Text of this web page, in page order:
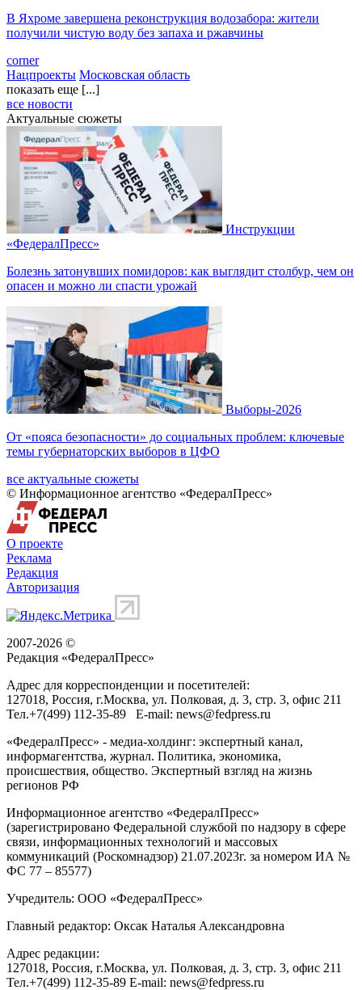
В Яхроме завершена реконструкция водозабора: жители
получили чистую воду без запаха и ржавчины
corner
Нацпроекты Московская область
показать еще [...]
все новости
Актуальные сюжеты
Инструкции
«ФедералПресс»
Болезнь затонувших помидоров: как выглядит столбур, чем он
опасен и можно ли спасти урожай
Выборы-2026
От «пояса безопасности» до социальных проблем: ключевые
темы губернаторских выборов в ЦФО
все актуальные сюжеты
© Информационное агентство «ФедералПресс»
О проекте
Реклама
Редакция
Авторизация
2007-2026 ©
Редакция «ФедералПресс»
Адрес для корреспонденции и посетителей:
127018, Россия, г.Москва, ул. Полковая, д. 3, стр. 3, офис 211
Тел.+7(499) 112-35-89 E-mail: news@fedpress.ru
«ФедералПресс» - медиа-холдинг: экспертный канал,
информагентства, журнал. Политика, экономика,
происшествия, общество. Экспертный взгляд на жизнь
регионов РФ
Информационное агентство «ФедералПресс»
(зарегистрировано Федеральной службой по надзору в сфере
связи, информационных технологий и массовых
коммуникаций (Роскомнадзор) 21.07.2023г. за номером ИА №
ФС 77 – 85577)
Учредитель: ООО «ФедералПресс»
Главный редактор: Оксак Наталья Александровна
Адрес редакции:
127018, Россия, г.Москва, ул. Полковая, д. 3, стр. 3, офис 211
Тел.+7(499) 112-35-89 E-mail: news@fedpress.ru